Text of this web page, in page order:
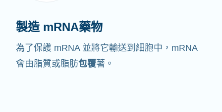
製造 mRNA藥物
為了保護 mRNA 並將它輸送到細胞中，mRNA
會由脂質或脂肪包覆著。